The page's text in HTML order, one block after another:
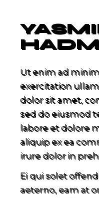
Ut enim ad
exercitation
dolor sit amet,
sed do eiusmod
labore et dolore
aliquip ex ea
irure dolor in
Ei qui solet
aeterno, eam at